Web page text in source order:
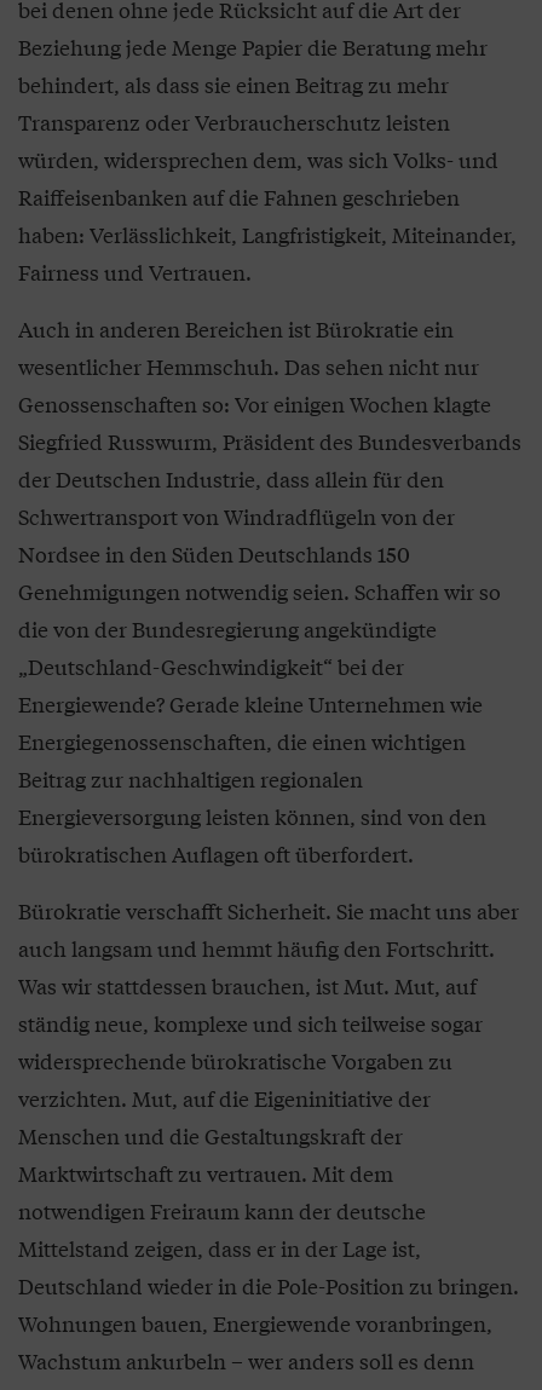
bei denen ohne jede Rücksicht auf die Art der
Beziehung jede Menge Papier die Beratung mehr
behindert, als dass sie einen Beitrag zu mehr
Transparenz oder Verbraucherschutz leisten
würden, widersprechen dem, was sich Volks- und
Raiffeisenbanken auf die Fahnen geschrieben
haben: Verlässlichkeit, Langfristigkeit, Miteinander,
Fairness und Vertrauen.
Auch in anderen Bereichen ist Bürokratie ein
wesentlicher Hemmschuh. Das sehen nicht nur
Genossenschaften so: Vor einigen Wochen klagte
Siegfried Russwurm, Präsident des Bundesverbands
der Deutschen Industrie, dass allein für den
Schwertransport von Windradflügeln von der
Nordsee in den Süden Deutschlands 150
Genehmigungen notwendig seien. Schaffen wir so
die von der Bundesregierung angekündigte
„Deutschland-Geschwindigkeit“ bei der
Energiewende? Gerade kleine Unternehmen wie
Energiegenossenschaften, die einen wichtigen
Beitrag zur nachhaltigen regionalen
Energieversorgung leisten können, sind von den
bürokratischen Auflagen oft überfordert.
Bürokratie verschafft Sicherheit. Sie macht uns aber
auch langsam und hemmt häufig den Fortschritt.
Was wir stattdessen brauchen, ist Mut. Mut, auf
ständig neue, komplexe und sich teilweise sogar
widersprechende bürokratische Vorgaben zu
verzichten. Mut, auf die Eigeninitiative der
Menschen und die Gestaltungskraft der
Marktwirtschaft zu vertrauen. Mit dem
notwendigen Freiraum kann der deutsche
Mittelstand zeigen, dass er in der Lage ist,
Deutschland wieder in die Pole-Position zu bringen.
Wohnungen bauen, Energiewende voranbringen,
Wachstum ankurbeln – wer anders soll es denn